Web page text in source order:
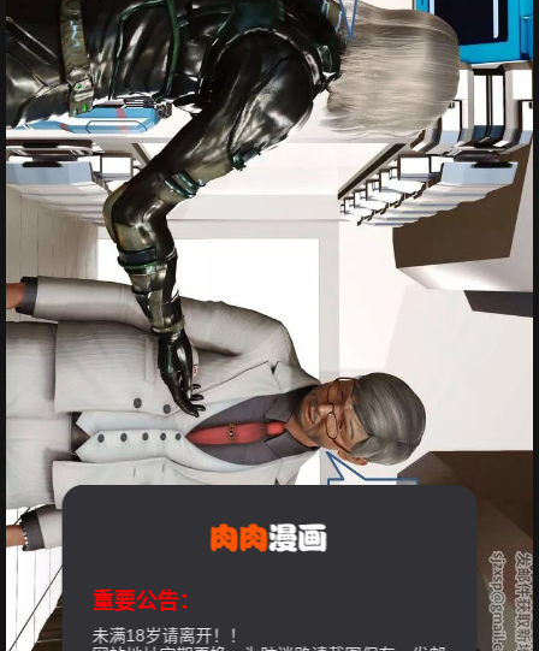
重要公告：
未满18岁请离开！！